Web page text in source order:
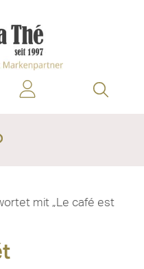
mit „Le café est